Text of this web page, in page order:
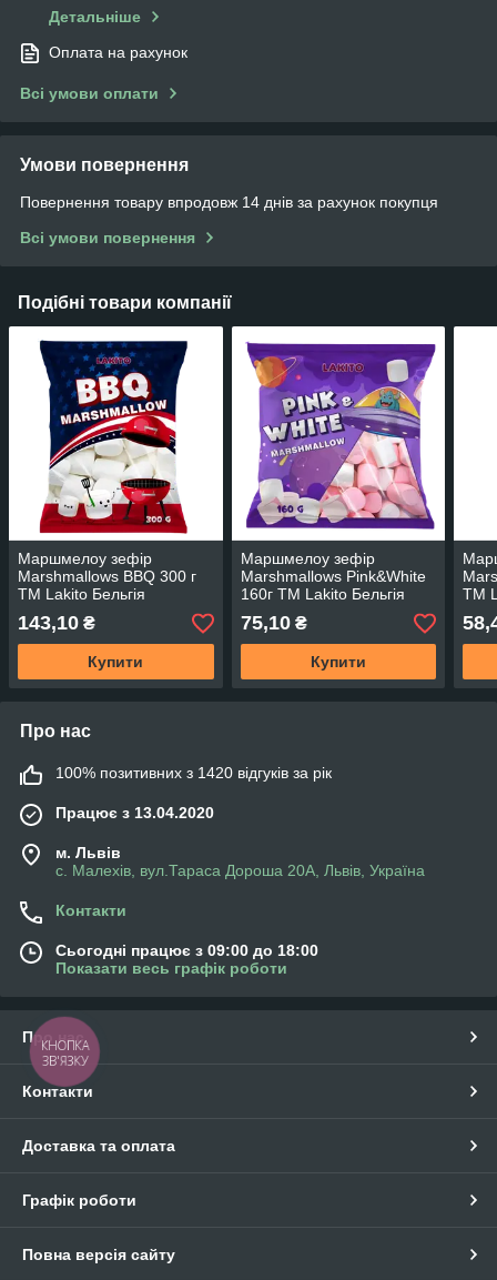
Детальніше
Оплата на рахунок
Всі умови оплати
Умови повернення
Повернення товару впродовж 14 днів за рахунок покупця
Всі умови повернення
Подібні товари компанії
Маршмелоу зефір
Marshmallows BBQ 300 г
TM Lakito Бельгія
143,10 ₴
Купити
Маршмелоу зефір
Marshmallows Pink&White
160г TM Lakito Бельгія
75,10₴
Купити
TM
Про нас
100% позитивних з 1420 відгуків за рік
Працює з 13.04.2020
м. Львів
с. Малехів, вул.Тараса Дороша 20А, Львів, Україна
Контакти
Сьогодні працює з 09:00 до 18:00
Показати весь графік роботи
Про нас
Контакти
Доставка та оплата
Графік роботи
Повна версія сайту
КНОПКА
ЗВ'ЯЗКУ